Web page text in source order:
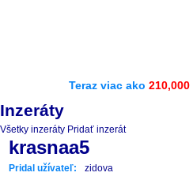
Teraz viac ako 210,000
Inzeráty
Všetky inzeráty Pridať inzerát
krasnaa5
Pridal užívateľ: zidova